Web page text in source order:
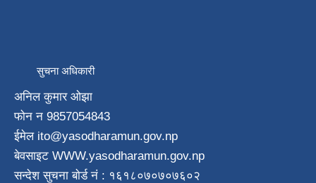
सुचना अधिकारी
अनिल कुमार ओझा
फाेन न‌ 9857054843
ईमेल ito@yasodharamun.gov.np
बेवसाइट WWW.yasodharamun.gov.np
सन्देश सुचना बाेर्ड न‌ं : १६१८०७०७०७६०२